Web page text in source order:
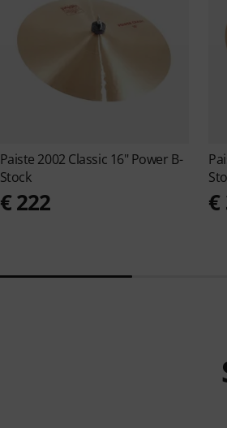
Paiste 2002 Classic 16" Power B-
Stock
€ 222 €